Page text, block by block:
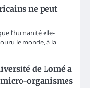
ne peut
l’humanité elle-
le monde, à la
de Lomé a
micro-organismes